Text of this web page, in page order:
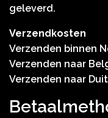
geleverd.
Verzendkosten
Verzenden binnen
Verzenden naar
Verzenden naar